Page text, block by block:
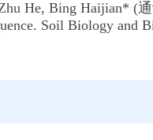
He, Bing Haijian* (
Soil Biology and